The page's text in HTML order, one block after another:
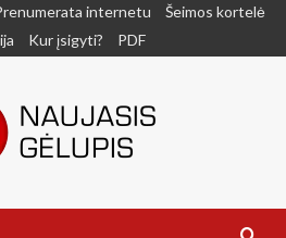
internetu
Šeimos kortelė
Kur įsigyti? PDF